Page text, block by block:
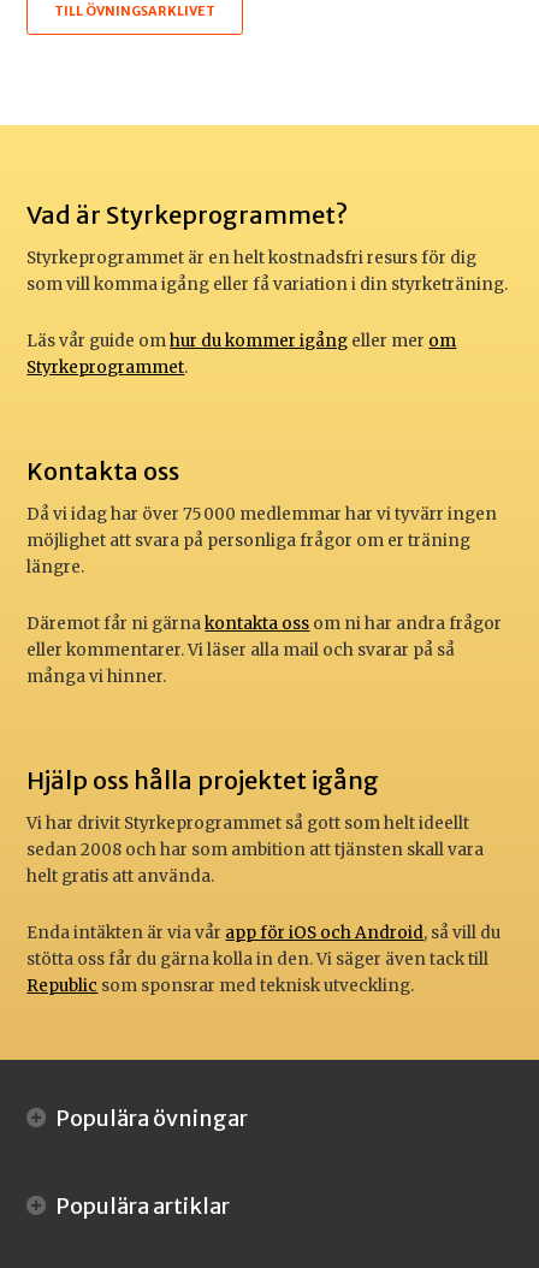
TILL ÖVNINGSARKLIVET
Vad är Styrke­programmet?
Styrkeprogrammet är en helt kostnadsfri resurs för dig
som vill komma igång eller få variation i din styrketräning.
Läs vår guide omhur du kommer igång eller mer om
Styrkeprogrammet.
Kontakta oss
Då vi idag har över 75 000 medlemmar har vi tyvärr ingen
möjlighet att svara på personliga frågor om er träning
längre.
Däremot får ni gärnakontakta oss om ni har andra frågor
eller kommentarer. Vi läser alla mail och svarar på så
många vi hinner.
Hjälp oss hålla projektet igång
Vi har drivit Styrkeprogrammet så gott som helt ideellt
sedan 2008 och har som ambition att tjänsten skall vara
helt gratis att använda.
Enda intäkten är via vår app för iOS och Android, så vill du
stötta oss får du gärna kolla in den. Vi säger även tack till
Republic som sponsrar med teknisk utveckling.
Populära övningar
Populära artiklar